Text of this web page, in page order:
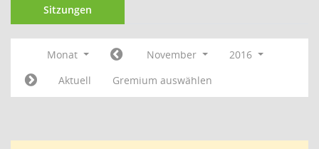
Sitzungen
Monat November
2016
Aktuell
Gremium auswählen